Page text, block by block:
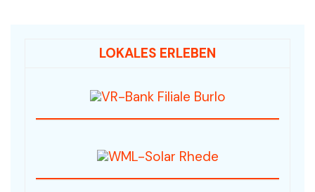
LOKALES ERLEBEN